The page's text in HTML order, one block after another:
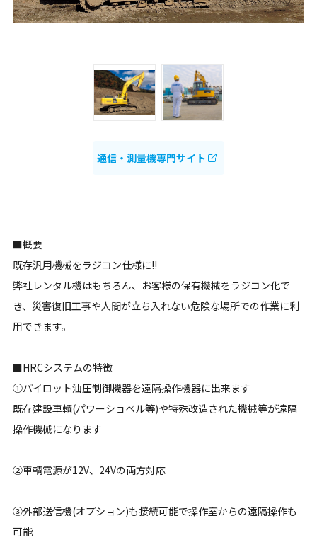
通信・測量機専門サイト
■概要
既存汎用機械をラジコン仕様に!!
弊社レンタル機はもちろん、お客様の保有機械をラジコン化で
き、災害復旧工事や人間が立ち入れない危険な場所での作業に利
用できます。
■HRCシステムの特徴
①パイロット油圧制御機器を遠隔操作機器に出来ます
既存建設車輌(パワーショベル等)や特殊改造された機械等が遠隔
操作機械になります
②車輌電源が12V、24Vの両方対応
③外部送信機(オプション)も接続可能で操作室からの遠隔操作も
可能